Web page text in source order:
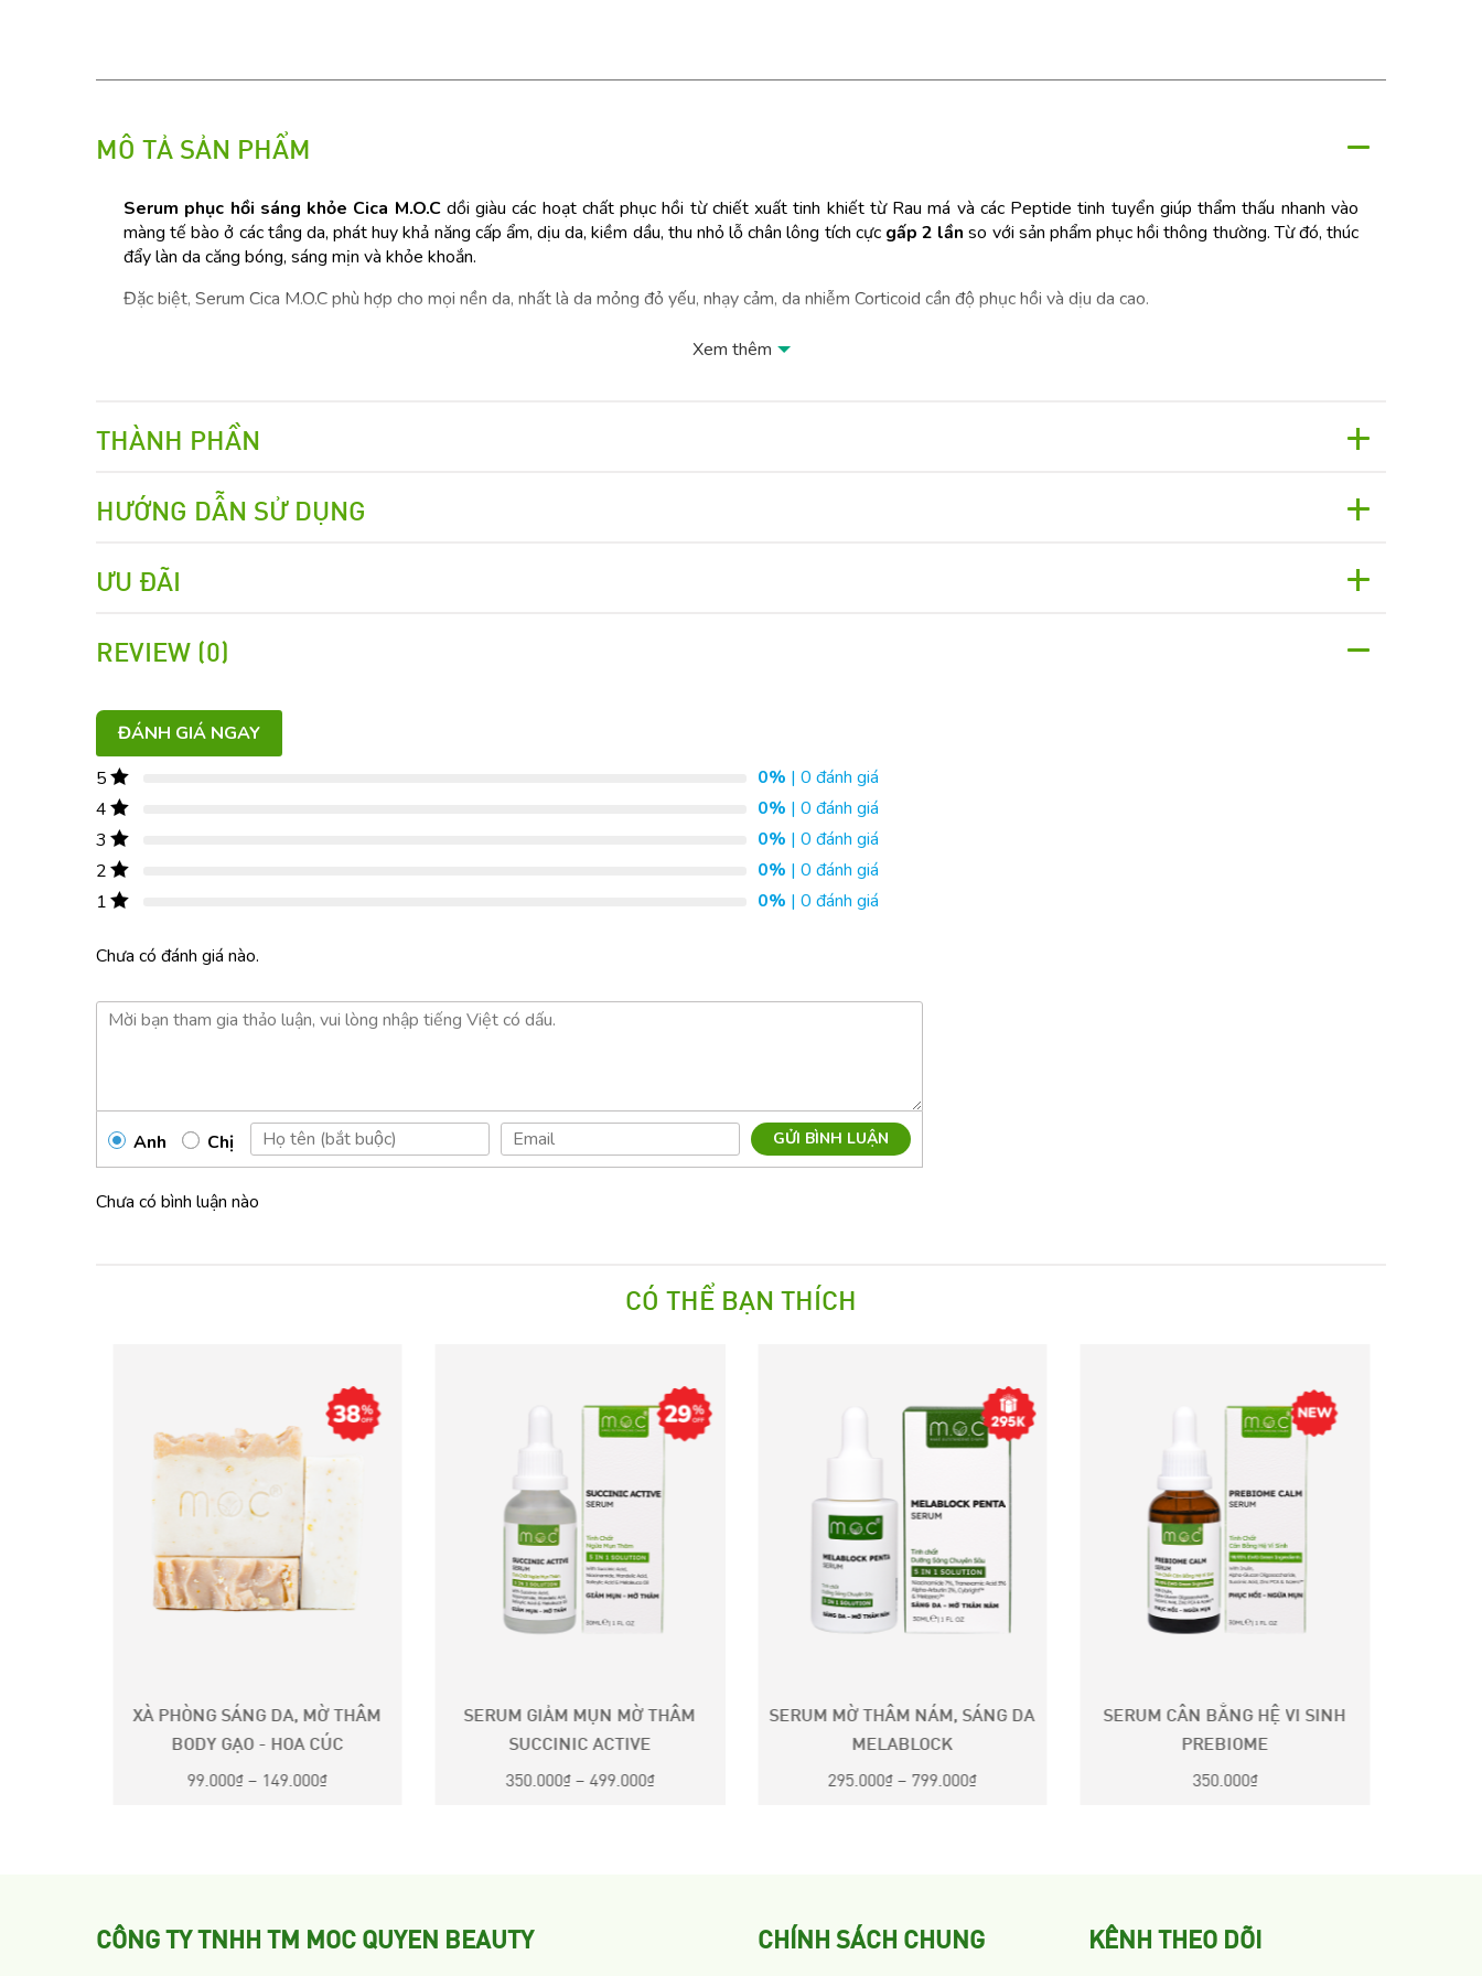
MÔ TẢ SẢN PHẨM
Serum phục hồi sáng khỏe Cica M.O.C dồi giàu các hoạt chất phục hồi từ chiết xuất tinh khiết từ Rau má và các Peptide tinh tuyển giúp thẩm thấu nhanh vào
màng tế bào ở các tầng da, phát huy khả năng cấp ẩm, dịu da, kiềm dầu, thu nhỏ lỗ chân lông tích cựcgấp 2 lần so với sản phẩm phục hồi thông thường. Từ đó, thúc
đẩy làn da căng bóng, sáng mịn và khỏe khoắn.
Đặc biệt, Serum Cica M.O.C phù hợp cho mọi nền da, nhất là da mỏng đỏ yếu, nhạy cảm, da nhiễm Corticoid cần độ phục hồi và dịu da cao.
Xem thêm
THÀNH PHẦN
HƯỚNG DẪN SỬ DỤNG
ƯU ĐÃI
REVIEW (0)
ĐÁNH GIÁ NGAY
5
0% | 0 đánh giá
4
0% | 0 đánh giá
3
0% | 0 đánh giá
2
0% | 0 đánh giá
1
0% | 0 đánh giá
Chưa có đánh giá nào.
Anh Chị GỬI BÌNH LUẬN
Chưa có bình luận nào
CÓ THỂ BẠN THÍCH
XÀ PHÒNG SÁNG DA, MỜ THÂM
BODY GẠO - HOA CÚC
99.000₫– 149.000₫
SERUM GIẢM MỤN MỜ THÂM
SUCCINIC ACTIVE
350.000₫–499.000₫
SERUM MỜ THÂM NÁM, SÁNG DA
MELABLOCK
295.000₫– 799.000₫
SERUM CÂN BẰNG HỆ VI SINH
PREBIOME
350.000₫
CÔNG TY TNHH TM MOC QUYEN BEAUTY
CHÍNH SÁCH CHUNG
KÊNH THEO DÕI